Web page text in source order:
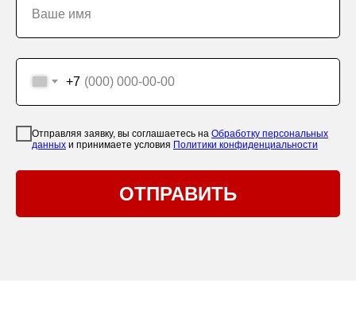
Ваше имя
+7
Отправляя заявку, вы соглашаетесь на Обработку персональных
данных и принимаете условия Политики конфиденциальности
ОТПРАВИТЬ